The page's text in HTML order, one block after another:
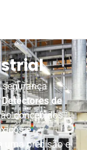
segurança
Detectores de
concebidos
e
uma precisão e